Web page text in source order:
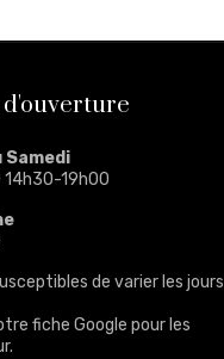
Samedi
19h00
de varier les jours
fiche Google pour les